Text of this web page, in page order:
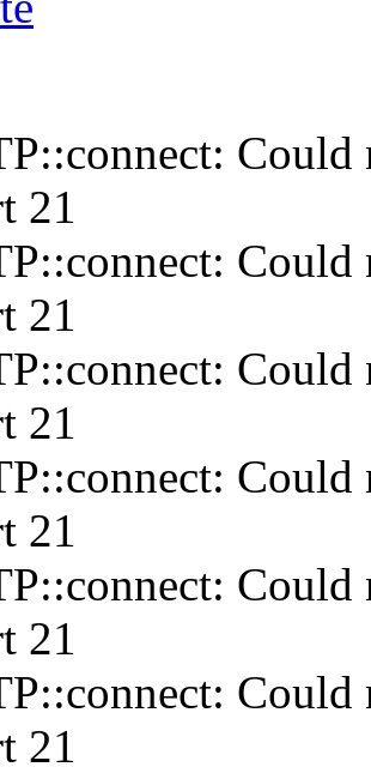
21
21
21
21
21
21